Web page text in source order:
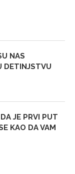
NAS
DETINJSTVU
JE PRVI PUT
KAO DA VAM